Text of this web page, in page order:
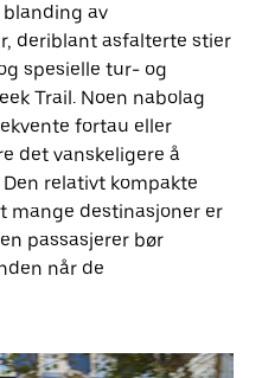
av
deriblant asfalterte stier
spesielle tur- og
Trail. Noen nabolag
fortau eller
det vanskeligere å
relativt kompakte
mange destinasjoner er
passasjerer bør
når de